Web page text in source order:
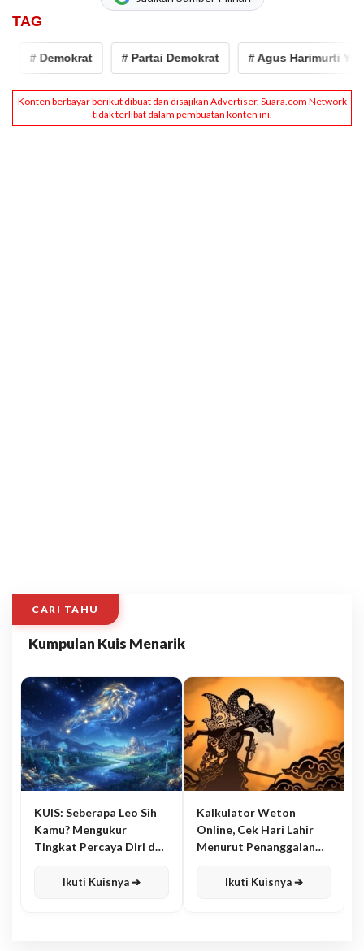
TAG
# Demokrat # Partai Demokrat # Agus Harimurti
CARI TAHU
Kumpulan Kuis Menarik
KUIS: Seberapa Leo Sih
Kamu? Mengukur
Tingkat Percaya Diri dan
Ikuti Kuisnya ➔
Kalkulator Weton
Online, Cek Hari Lahir
Menurut Penanggalan
Ikuti Kuisnya ➔